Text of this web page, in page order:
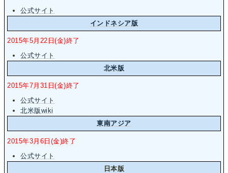
公式サイト
インドネシア版
2015年5月22日(金)終了
公式サイト
北米版
2015年7月31日(金)終了
公式サイト
北米版wiki
東南アジア
2015年3月6日(金)終了
公式サイト
日本版